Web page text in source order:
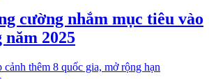
cường nhắm mục tiêu vào
năm 2025